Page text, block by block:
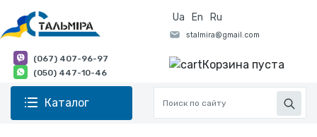
Ua En Ru
(067) 407-96-97
(050) 447-10-46
Корзина пуста
Каталог